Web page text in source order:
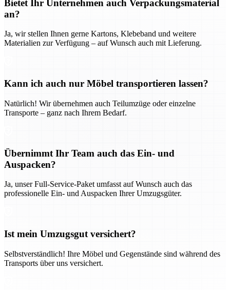
Bietet Ihr Unternehmen auch Verpackungsmaterial
an?
Ja, wir stellen Ihnen gerne Kartons, Klebeband und weitere
Materialien zur Verfügung – auf Wunsch auch mit Lieferung.
Kann ich auch nur Möbel transportieren lassen?
Natürlich! Wir übernehmen auch Teilumzüge oder einzelne
Transporte – ganz nach Ihrem Bedarf.
Übernimmt Ihr Team auch das Ein- und
Auspacken?
Ja, unser Full-Service-Paket umfasst auf Wunsch auch das
professionelle Ein- und Auspacken Ihrer Umzugsgüter.
Ist mein Umzugsgut versichert?
Selbstverständlich! Ihre Möbel und Gegenstände sind während des
Transports über uns versichert.